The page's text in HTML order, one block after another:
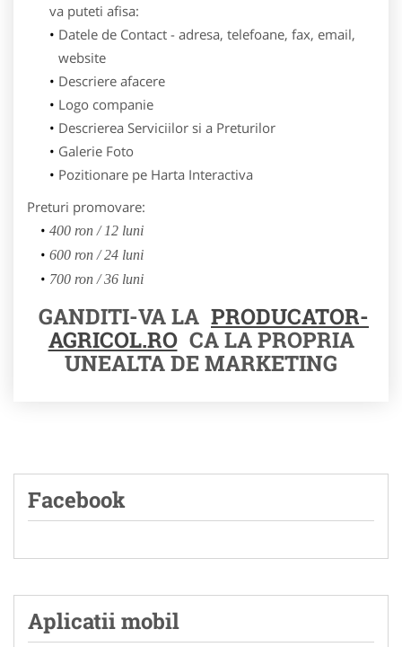
va puteti afisa:
Datele de Contact - adresa, telefoane, fax, email,
website
Descriere afacere
Logo companie
Descrierea Serviciilor si a Preturilor
Galerie Foto
Pozitionare pe Harta Interactiva
Preturi promovare:
400 ron / 12 luni
600 ron / 24 luni
700 ron / 36 luni
GANDITI-VA LA PRODUCATOR-
AGRICOL.RO CA LA PROPRIA
UNEALTA DE MARKETING
Facebook
Aplicatii mobil